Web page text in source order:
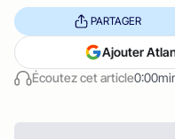
Écoutez cet article
PARTAGER
Ajouter